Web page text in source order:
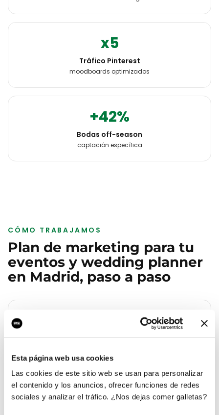
Esta página web usa cookies
Las cookies de este sitio web se usan para personalizar
el contenido y los anuncios, ofrecer funciones de redes
sociales y analizar el tráfico. ¿Nos dejas comer galletas?
x5
Tráfico Pinterest
moodboards optimizados
+42%
Bodas off-season
captación específica
CÓMO TRABAJAMOS
Plan de marketing para tu
eventos y wedding planner
en Madrid, paso a paso
01
Auditoría de tu eventos y wedding
planner en Madrid
Analizamos tu web, tu Google Business Profile, tus
reseñas y la competencia real que tienes en
Salamanca. Te entregamos un diagnóstico con lo
que cuesta cada lead hoy y a cuánto debería estar.